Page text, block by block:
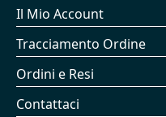
Il Mio Account
Tracciamento Ordine
Ordini e Resi
Contattaci